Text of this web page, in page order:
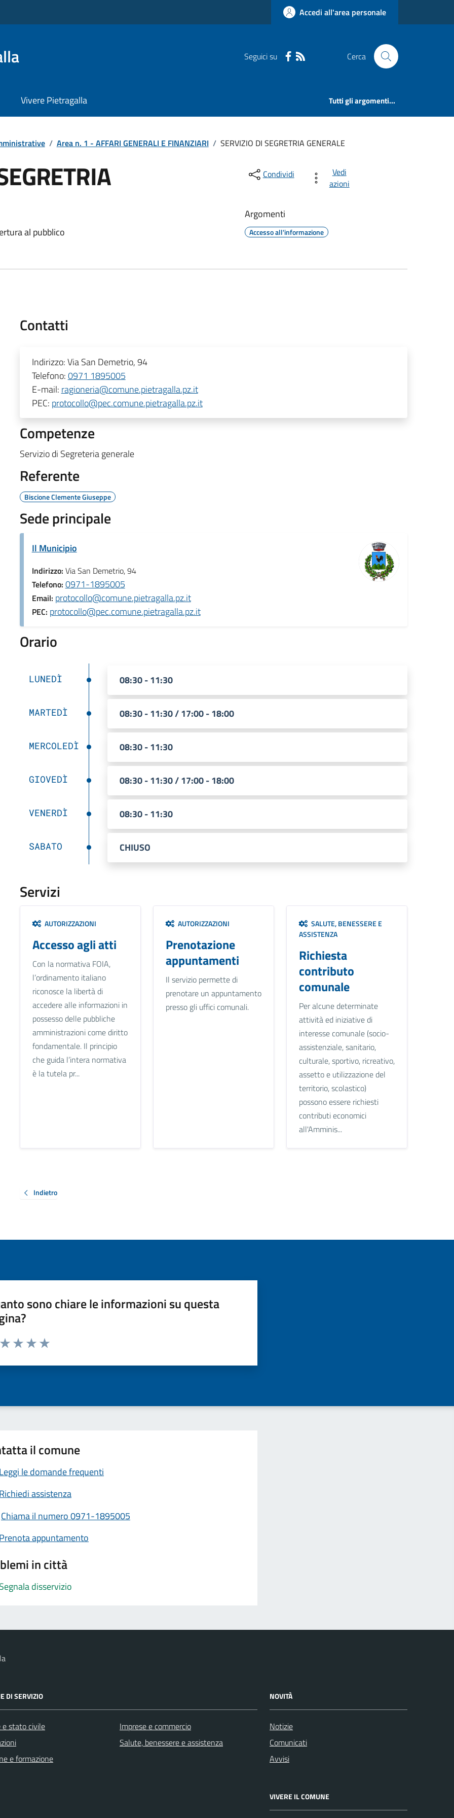
Accedi all'area personale
Seguici su Cerca
Vivere Pietragalla Tutti gli argomenti...
/ Area n. 1 - AFFARI GENERALI E FINANZIARI / SERVIZIO DI SEGRETRIA GENERALE
al pubblico
Condividi
Vedi
azioni
Argomenti
Accesso all'informazione
Contatti
Indirizzo:Via San Demetrio, 94
Telefono:0971 1895005
E-mail: ragioneria@comune.pietragalla.pz.it
PEC: protocollo@pec.comune.pietragalla.pz.it
Competenze
Servizio di Segreteria generale
Referente
Biscione Clemente Giuseppe
Sede principale
Il Municipio
Indirizzo: Via San Demetrio, 94
Telefono: 0971-1895005
Email: protocollo@comune.pietragalla.pz.it
PEC: protocollo@pec.comune.pietragalla.pz.it
Orario
LUNEDÌ 08:30 - 11:30
MARTEDÌ 08:30 - 11:30 / 17:00 - 18:00
MERCOLEDÌ 08:30 - 11:30
GIOVEDÌ 08:30 - 11:30 / 17:00 - 18:00
VENERDÌ 08:30 - 11:30
SABATO CHIUSO
Servizi
AUTORIZZAZIONI
Accesso agli atti
Con la normativa FOIA,
l’ordinamento italiano
riconosce la libertà di
accedere alle informazioni in
possesso delle pubbliche
amministrazioni come diritto
fondamentale. Il principio
che guida l’intera normativa
è la tutela pr...
AUTORIZZAZIONI
Prenotazione
appuntamenti
Il servizio permette di
prenotare un appuntamento
presso gli uffici comunali.
SALUTE, BENESSERE E
ASSISTENZA
Richiesta
contributo
comunale
Per alcune determinate
attività ed iniziative di
interesse comunale (socio-
assistenziale, sanitario,
culturale, sportivo, ricreativo,
assetto e utilizzazione del
territorio, scolastico)
possono essere richiesti
contributi economici
all'Amminis...
Indietro
sono chiare le informazioni su questa
da 1 a 5 stelle la pagina
il comune
Leggi le domande frequenti
Richiedi assistenza
Chiama il numero 0971-1895005
Prenota appuntamento
in città
Segnala disservizio
DI SERVIZIO
e stato civile
e formazione
Imprese e commercio
Salute, benessere e assistenza
NOVITÀ
Notizie
Comunicati
Avvisi
VIVERE IL COMUNE